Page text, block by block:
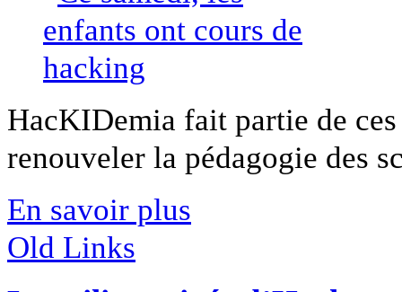
HacKIDemia fait partie de
renouveler la pédagogie des
En savoir plus
Old Links